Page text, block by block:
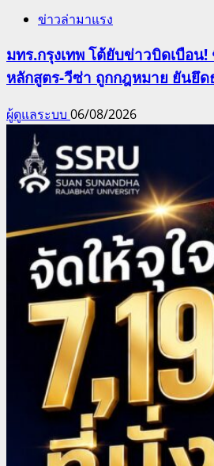
ข่าวล่ามาแรง
มทร.กรุงเทพ โต้ยับข่าวบิดเบือน
หลักสูตร-วีซ่า ถูกกฎหมาย ยันยึด
ผู้ดูแลระบบ 06/08/2026